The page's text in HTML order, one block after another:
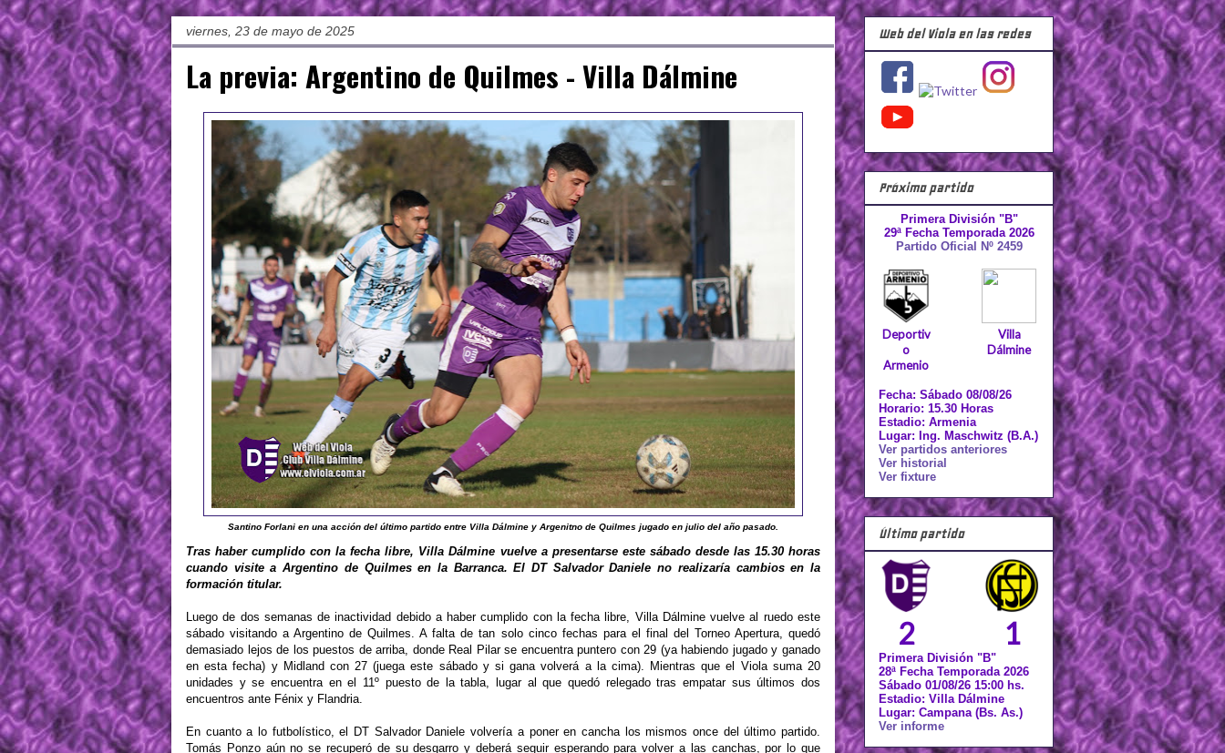
viernes, 23 de mayo de 2025
La previa: Argentino de Quilmes - Villa Dálmine
Santino Forlani en una acción del último partido entre Villa Dálmine y Argenitno de Quilmes jugado en julio del año pasado.
Tras haber cumplido con la fecha libre, Villa Dálmine vuelve a presentarse este sábado desde las 15.30 horas
cuando visite a Argentino de Quilmes en la Barranca. El DT Salvador Daniele no realizaría cambios en la
formación titular.
Luego de dos semanas de inactividad debido a haber cumplido con la fecha libre, Villa Dálmine vuelve al ruedo este
sábado visitando a Argentino de Quilmes. A falta de tan solo cinco fechas para el final del Torneo Apertura, quedó
demasiado lejos de los puestos de arriba, donde Real Pilar se encuentra puntero con 29 (ya habiendo jugado y ganado
en esta fecha) y Midland con 27 (juega este sábado y si gana volverá a la cima). Mientras que el Viola suma 20
unidades y se encuentra en el 11º puesto de la tabla, lugar al que quedó relegado tras empatar sus últimos dos
encuentros ante Fénix y Flandria.
En cuanto a lo futbolístico, el DT Salvador Daniele volvería a poner en cancha los mismos once del último partido.
Tomás Ponzo aún no se recuperó de su desgarro y deberá seguir esperando para volver a las canchas, por lo que
Web del Viola en las redes
Próximo partido
Primera División "B"
29ª Fecha Temporada 2026
Partido Oficial Nº 2459
Deportiv
o
Armenio
Villa
Dálmine
Fecha: Sábado 08/08/26
Horario: 15.30 Horas
Estadio: Armenia
Lugar: Ing. Maschwitz (B.A.)
Ver partidos anteriores
Ver historial
Ver fixture
Último partido
2 1
Primera División "B"
28ª Fecha Temporada 2026
Sábado 01/08/26 15:00 hs.
Estadio: Villa Dálmine
Lugar: Campana (Bs. As.)
Ver informe